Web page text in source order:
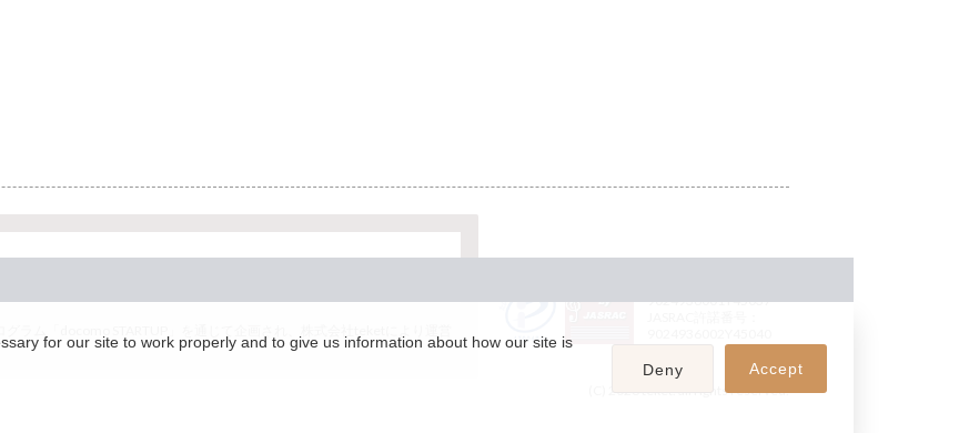
9024936001Y45037
(C) 2026 teket. all rights reserved.
for our site to work properly and to give us information about how our site is
Deny Accept